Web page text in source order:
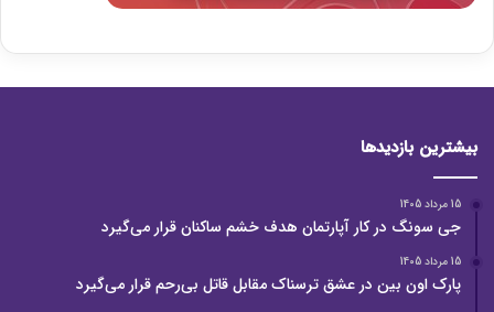
بیشترین بازدیدها
15 مرداد 1405
جی سونگ در کار آپارتمان هدف خشم ساکنان قرار می‌گیرد
15 مرداد 1405
پارک اون بین در عشق ترسناک مقابل قاتل بی‌رحم قرار می‌گیرد